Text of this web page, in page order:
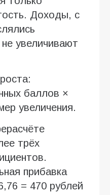
Доходы, с
увеличивают
баллов ×
увеличения.
трёх
прибавка
= 470 рублей